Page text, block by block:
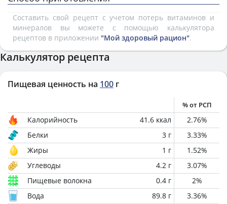
Составить свой рецепт с учетом потерь витаминов и
минералов вы можете с помощью калькулятора
рецептов в приложении "Мой здоровый рацион".
Калькулятор рецепта
Пищевая ценность на 100 г
% от РСП
Калорийность 41.6 ккал 2.76%
Белки
3 г 3.33%
Жиры
1 г 1.52%
Углеводы
4.2 г 3.07%
Пищевые волокна
0.4 г 2%
Вода
89.8 г 3.36%